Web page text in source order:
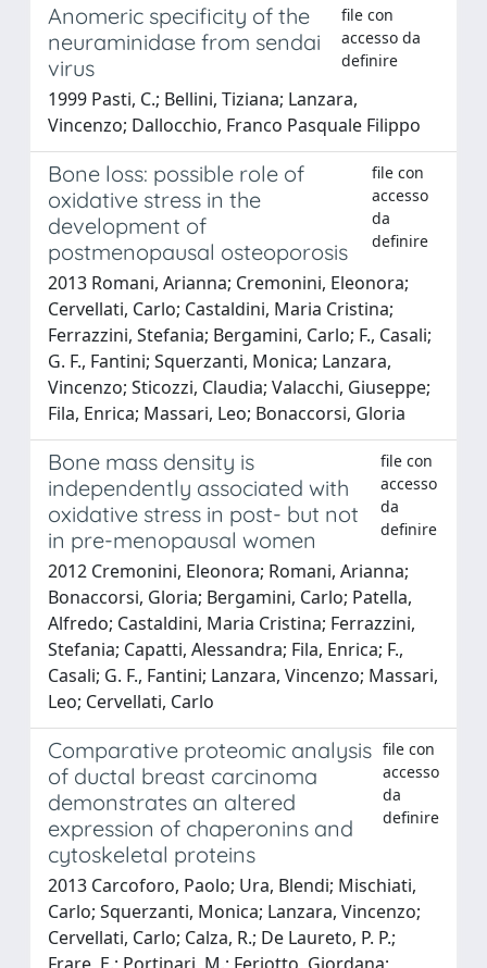
Anomeric specificity of the
neuraminidase from sendai
virus
file con
accesso da
definire
1999 Pasti, C.; Bellini, Tiziana; Lanzara,
Vincenzo; Dallocchio, Franco Pasquale Filippo
Bone loss: possible role of
oxidative stress in the
development of
postmenopausal osteoporosis
file con
accesso
da
definire
2013 Romani, Arianna; Cremonini, Eleonora;
Cervellati, Carlo; Castaldini, Maria Cristina;
Ferrazzini, Stefania; Bergamini, Carlo; F., Casali;
G. F., Fantini; Squerzanti, Monica; Lanzara,
Vincenzo; Sticozzi, Claudia; Valacchi, Giuseppe;
Fila, Enrica; Massari, Leo; Bonaccorsi, Gloria
Bone mass density is
independently associated with
oxidative stress in post- but not
in pre-menopausal women
file con
accesso
da
definire
2012 Cremonini, Eleonora; Romani, Arianna;
Bonaccorsi, Gloria; Bergamini, Carlo; Patella,
Alfredo; Castaldini, Maria Cristina; Ferrazzini,
Stefania; Capatti, Alessandra; Fila, Enrica; F.,
Casali; G. F., Fantini; Lanzara, Vincenzo; Massari,
Leo; Cervellati, Carlo
Comparative proteomic analysis
of ductal breast carcinoma
demonstrates an altered
expression of chaperonins and
cytoskeletal proteins
file con
accesso
da
definire
2013 Carcoforo, Paolo; Ura, Blendi; Mischiati,
Carlo; Squerzanti, Monica; Lanzara, Vincenzo;
Cervellati, Carlo; Calza, R.; De Laureto, P. P.;